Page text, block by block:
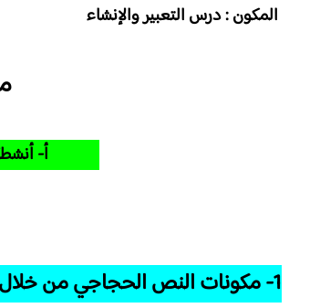
المكون : درس التعبير
أ- أنشطة
1- مكونات النص الحجاجي من خلال نص الانطلاق